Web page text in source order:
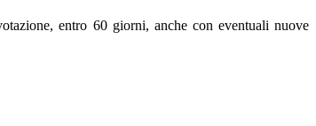
entro 60 giorni, anche con eventuali nuove